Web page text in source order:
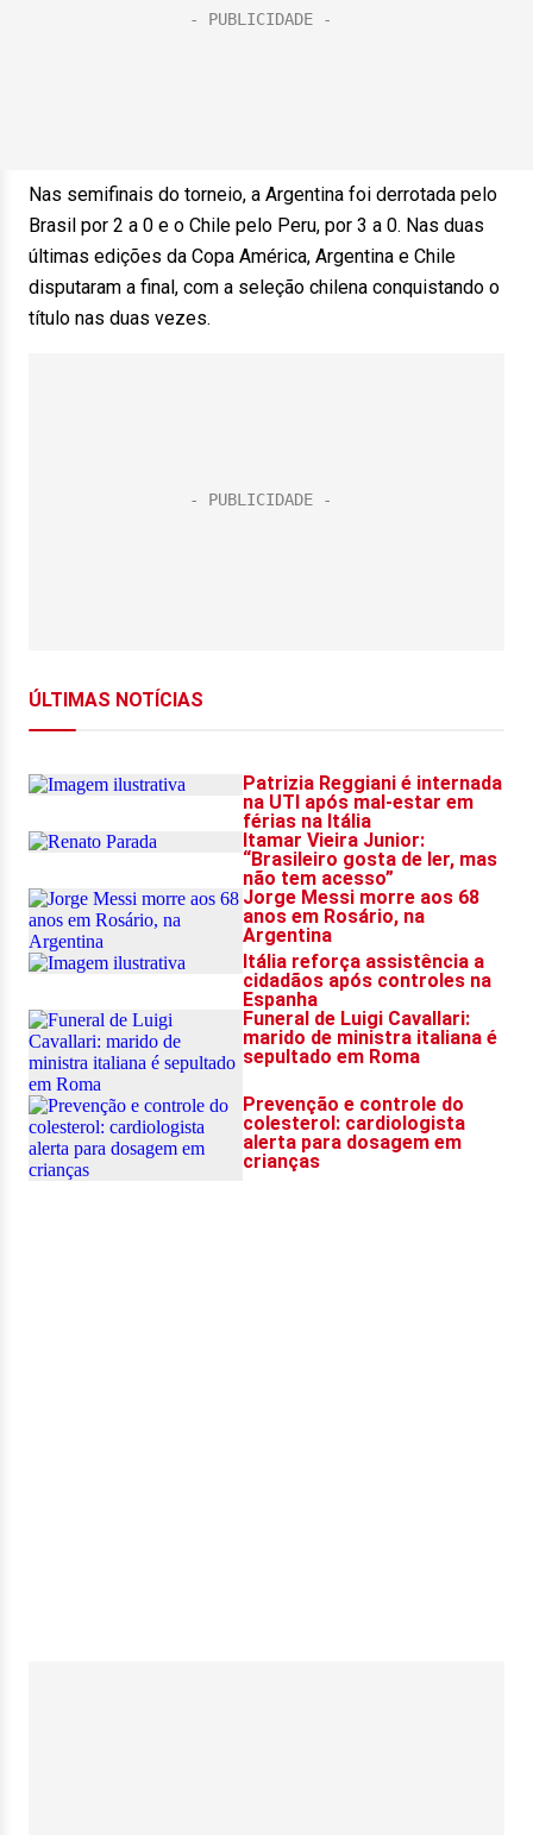
Nas semifinais do torneio, a Argentina foi derrotada pelo
Brasil por 2 a 0 e o Chile pelo Peru, por 3 a 0. Nas duas
últimas edições da Copa América, Argentina e Chile
disputaram a final, com a seleção chilena conquistando o
título nas duas vezes.